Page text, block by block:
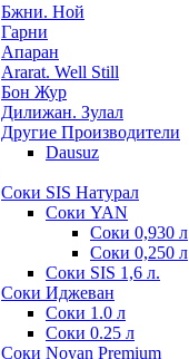
Бжни. Ной
Гарни
Апаран
Ararat. Well Still
Бон Жур
Дилижан. Зулал
Другие Производители
Dausuz
Соки SIS Натурал
Соки YAN
Соки 0,930 л
Соки 0,250 л
Соки SIS 1,6 л.
Соки Иджеван
Соки 1.0 л
Соки 0.25 л
Соки Noyan Premium